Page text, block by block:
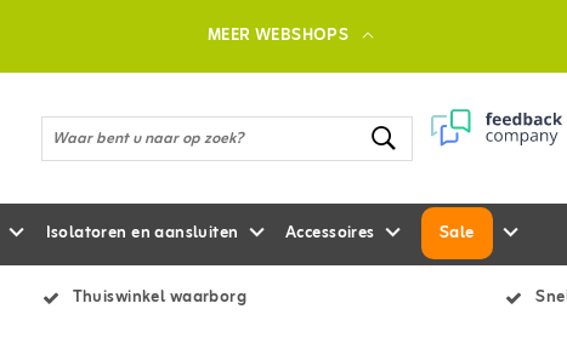
MEER WEBSHOPS
Isolatoren en aansluiten Accessoires Sale
Thuiswinkel waarborg